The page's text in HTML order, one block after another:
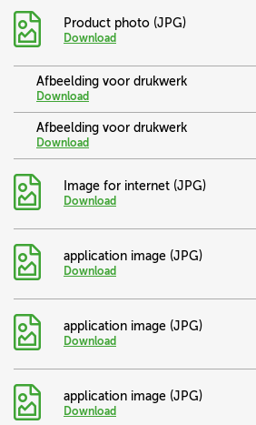
Product photo (JPG)
Download
Afbeelding voor drukwerk
Download
Afbeelding voor drukwerk
Download
Image for internet (JPG)
Download
application image (JPG)
Download
application image (JPG)
Download
application image (JPG)
Download